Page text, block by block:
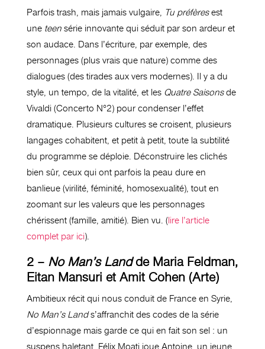
Parfois trash, mais jamais vulgaire, Tu préfèresest
une teensérie innovante qui séduit par son ardeur et
son audace. Dans l’écriture, par exemple, des
personnages (plus vrais que nature) comme des
dialogues (des tirades aux vers modernes). Il y a du
style, un tempo, de la vitalité, et les Quatre Saisonsde
Vivaldi (Concerto N°2) pour condenser l’effet
dramatique. Plusieurs cultures se croisent, plusieurs
langages cohabitent, et petit à petit, toute la subtilité
du programme se déploie. Déconstruire les clichés
bien sûr, ceux qui ont parfois la peau dure en
banlieue (virilité, féminité, homosexualité), tout en
zoomant sur les valeurs que les personnages
chérissent (famille, amitié). Bien vu. (lire l’article
complet par ici).
2 – No Man’s Landde Maria Feldman,
Eitan Mansuri et Amit Cohen (Arte)
Ambitieux récit qui nous conduit de France en Syrie,
No Man’s Lands’affranchit des codes de la série
d’espionnage mais garde ce qui en fait son sel : un
suspens haletant. Félix Moati joue Antoine, un jeune